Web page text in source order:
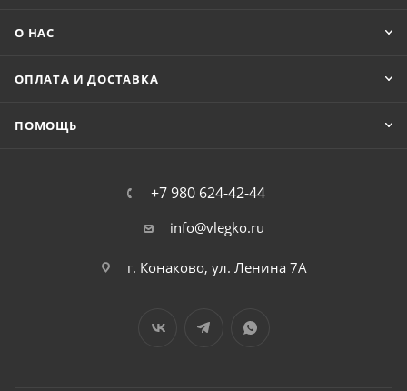
О НАС
ОПЛАТА И ДОСТАВКА
ПОМОЩЬ
+7 980 624-42-44
info@vlegko.ru
г. Конаково, ул. Ленина 7А